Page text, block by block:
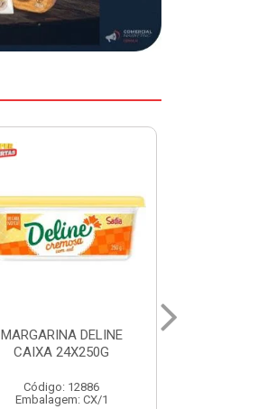
MARGARINA DELINE
CAIXA 12X500G
Código: 12887
Embalagem: CX/1